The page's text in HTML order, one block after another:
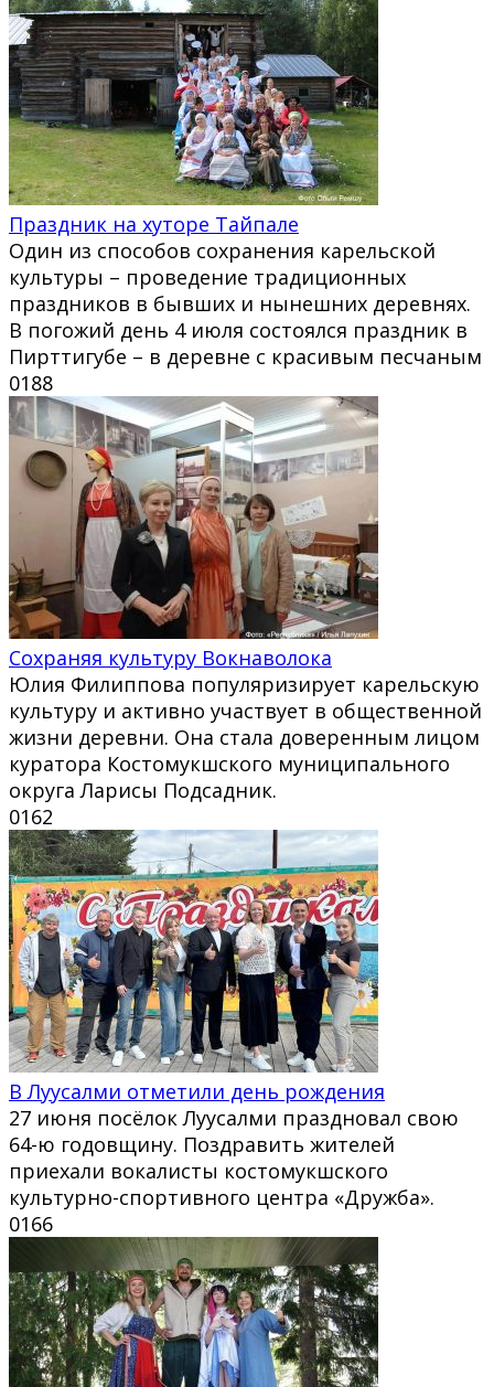
Праздник на хуторе Тайпале
Один из способов сохранения карельской
культуры – проведение традиционных
праздников в бывших и нынешних деревнях.
В погожий день 4 июля состоялся праздник в
Пирттигубе – в деревне с красивым песчаным
0188
Сохраняя культуру Вокнаволока
Юлия Филиппова популяризирует карельскую
культуру и активно участвует в общественной
жизни деревни. Она стала доверенным лицом
куратора Костомукшского муниципального
округа Ларисы Подсадник.
0162
В Луусалми отметили день рождения
27 июня посёлок Луусалми праздновал свою
64-ю годовщину. Поздравить жителей
приехали вокалисты костомукшского
культурно-спортивного центра «Дружба».
0166